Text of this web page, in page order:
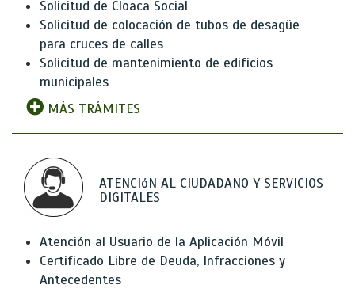
Solicitud de Cloaca Social
Solicitud de colocación de tubos de desagüe
para cruces de calles
Solicitud de mantenimiento de edificios
municipales
MÁS TRÁMITES
ATENCIóN AL CIUDADANO Y SERVICIOS
DIGITALES
Atención al Usuario de la Aplicación Móvil
Certificado Libre de Deuda, Infracciones y
Antecedentes